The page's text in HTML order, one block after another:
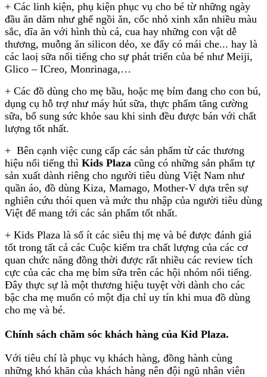
+ Các linh kiện, phụ kiện phục vụ cho bé từ những ngày
đầu ăn dăm như ghế ngồi ăn, cốc nhỏ xinh xắn nhiều màu
sắc, dĩa ăn với hình thù cá, cua hay những con vật dễ
thương, muỗng ăn silicon dẻo, xe đẩy có mái che... hay là
các laoị sữa nổi tiếng cho sự phát triển của bé như Meiji,
Glico – ICreo, Monrinaga,…
+ Các đồ dùng cho mẹ bầu, hoặc mẹ bỉm đang cho con bú,
dụng cụ hỗ trợ như máy hút sữa, thực phẩm tăng cường
sữa, bổ sung sức khỏe sau khi sinh đều được bán với chất
lượng tốt nhất.
+ Bên cạnh việc cung cấp các sản phẩm từ các thương
hiệu nổi tiếng thì Kids Plaza cũng có những sản phẩm tự
sản xuất dành riêng cho người tiêu dùng Việt Nam như
quần áo, đồ dùng Kiza, Mamago, Mother-V dựa trên sự
nghiên cứu thói quen và mức thu nhập của người tiêu dùng
Việt để mang tới các sản phẩm tốt nhất.
+ Kids Plaza là số ít các siêu thị mẹ và bé được đánh giá
tốt trong tất cả các Cuộc kiểm tra chất lượng của các cơ
quan chức năng đồng thời được rất nhiều các review tích
cực của các cha mẹ bỉm sữa trên các hội nhóm nổi tiếng.
Đây thực sự là một thương hiệu tuyệt vời dành cho các
bậc cha mẹ muốn có một địa chỉ uy tín khi mua đồ dùng
cho mẹ và bé.
Chính sách chăm sóc khách hàng của Kid Plaza.
Với tiêu chí là phục vụ khách hàng, đồng hành cùng
những khó khăn của khách hàng nên đội ngũ nhân viên